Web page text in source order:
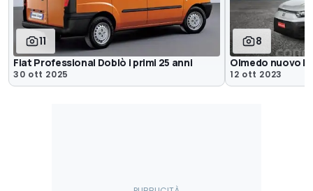
11
Fiat Professional Doblò i primi 25 anni
30 ott 2025
8
Olmedo nuovo
12 ott 2023